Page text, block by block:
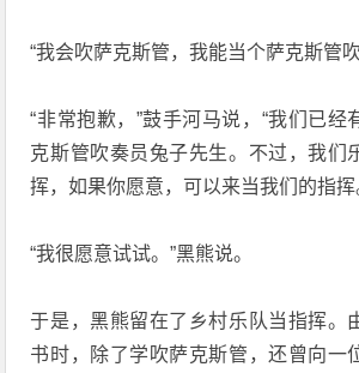
“我会吹萨克斯管，我能当个萨克斯管
“非常抱歉，”鼓手河马说，“我们已经
克斯管吹奏员兔子先生。不过，我们
挥，如果你愿意，可以来当我们的指挥
“我很愿意试试。”黑熊说。
于是，黑熊留在了乡村乐队当指挥。
书时，除了学吹萨克斯管，还曾向一